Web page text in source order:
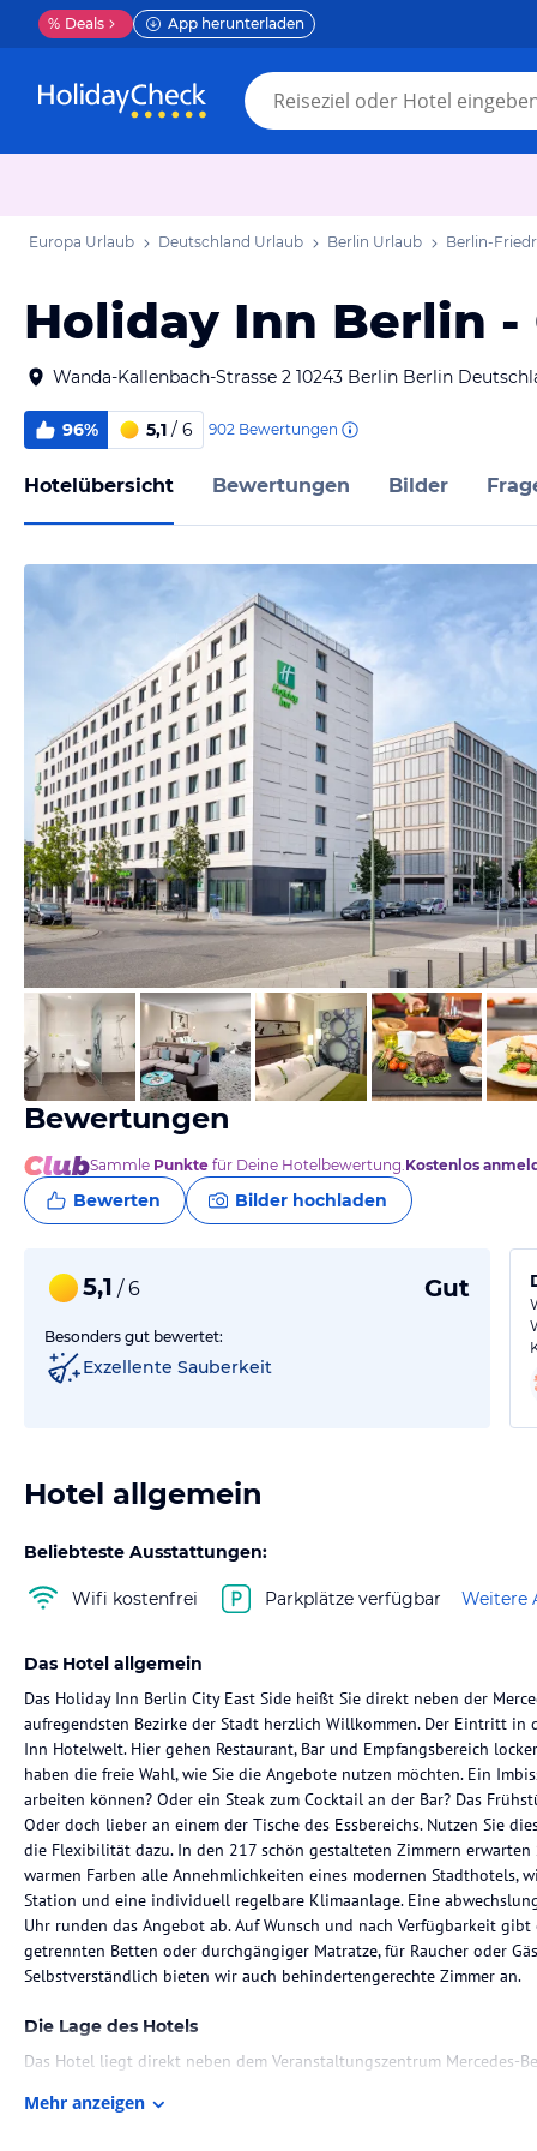
% Deals App herunterladen
Europa Urlaub Deutschland Urlaub Berlin Urlaub Berlin-
Holiday Inn Berlin -
Wanda-Kallenbach-Strasse 2 10243 Berlin Berlin
96% 5,1 / 6 902 Bewertungen
Hotelübersicht Bewertungen Bilder
vom Hotelier, Juli 2014
Bewertungen
Sammle Punkte für Deine Hotelbewertung.Kostenlos
Bewerten Bilder hochladen
5,1 / 6 Gut
Besonders gut bewertet:
Exzellente Sauberkeit
Hotel allgemein
Beliebteste Ausstattungen:
Wifi kostenfrei Parkplätze verfügbar Weitere
Das Hotel allgemein
Das Holiday Inn Berlin City East Side heißt Sie direkt neben der
aufregendsten Bezirke der Stadt herzlich Willkommen. Der Eintritt
Inn Hotelwelt. Hier gehen Restaurant, Bar und Empfangsbereich
haben die freie Wahl, wie Sie die Angebote nutzen möchten. Ein
arbeiten können? Oder ein Steak zum Cocktail an der Bar? Das
Oder doch lieber an einem der Tische des Essbereichs. Nutzen Sie
die Flexibilität dazu. In den 217 schön gestalteten Zimmern
warmen Farben alle Annehmlichkeiten eines modernen Stadthotels,
Station und eine individuell regelbare Klimaanlage. Eine
Uhr runden das Angebot ab. Auf Wunsch und nach Verfügbarkeit
getrennten Betten oder durchgängiger Matratze, für Raucher oder
Selbstverständlich bieten wir auch behindertengerechte Zimmer an.
Die Lage des Hotels
Das Hotel liegt direkt neben dem Veranstaltungszentrum Mercedes-
Umgebung, bietet es mit dem Ostbahnhof und dem S- und U-Bahnhof
Mehr anzeigen